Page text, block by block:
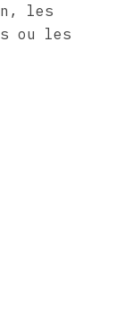
les
ou les